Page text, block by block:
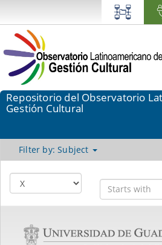
Repositorio del Observatorio
Gestión Cultural
Filter by: Subject